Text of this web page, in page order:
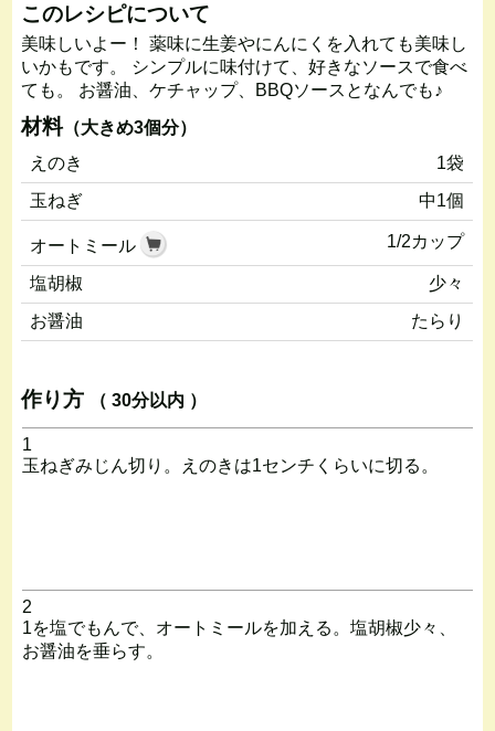
このレシピについて
美味しいよー！ 薬味に生姜やにんにくを入れても美味し
いかもです。 シンプルに味付けて、好きなソースで食べ
ても。 お醤油、ケチャップ、BBQソースとなんでも♪
材料（大きめ3個分）
えのき
1袋
玉ねぎ
中1個
オートミール 1/2カップ
塩胡椒
少々
お醤油
たらり
作り方 （ 30分以内 ）
1
玉ねぎみじん切り。えのきは1センチくらいに切る。
2
1を塩でもんで、オートミールを加える。塩胡椒少々、
お醤油を垂らす。